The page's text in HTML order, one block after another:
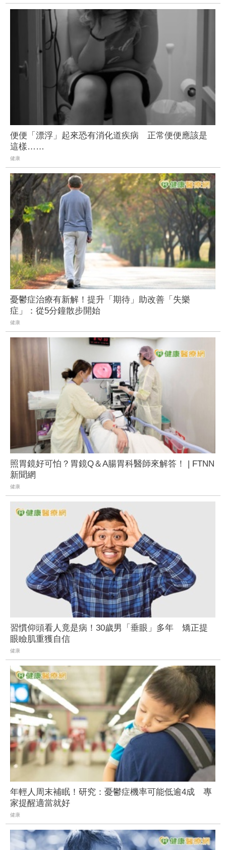
便便「漂浮」起來恐有消化道疾病 正常便便應該是
這樣……
健康
憂鬱症治療有新解！提升「期待」助改善「失樂
症」：從5分鐘散步開始
健康
照胃鏡好可怕？胃鏡Q＆A腸胃科醫師來解答！ | FTNN
新聞網
健康
習慣仰頭看人竟是病！30歲男「垂眼」多年 矯正提
眼瞼肌重獲自信
健康
年輕人周末補眠！研究：憂鬱症機率可能低逾4成 專
家提醒適當就好
健康